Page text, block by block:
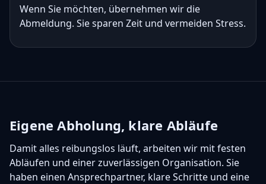
Wenn Sie möchten, übernehmen wir die
Abmeldung. Sie sparen Zeit und vermeiden Stress.
Eigene Abholung, klare Abläufe
Damit alles reibungslos läuft, arbeiten wir mit festen
Abläufen und einer zuverlässigen Organisation. Sie
haben einen Ansprechpartner, klare Schritte und eine